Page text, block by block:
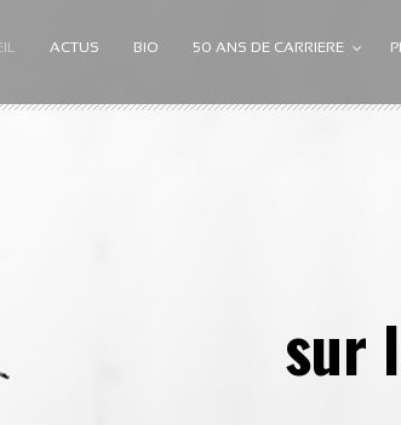
ACTUS BIO 50 ANS DE CARRIERE
sur